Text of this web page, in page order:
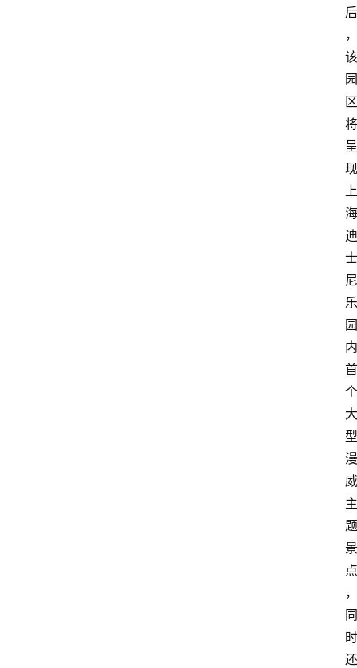
后
，
该
园
区
将
呈
现
上
海
迪
士
尼
乐
园
内
首
个
大
型
漫
威
主
题
景
点
，
同
时
还